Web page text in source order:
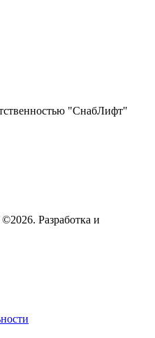
"СнабЛифт"
Разработка и